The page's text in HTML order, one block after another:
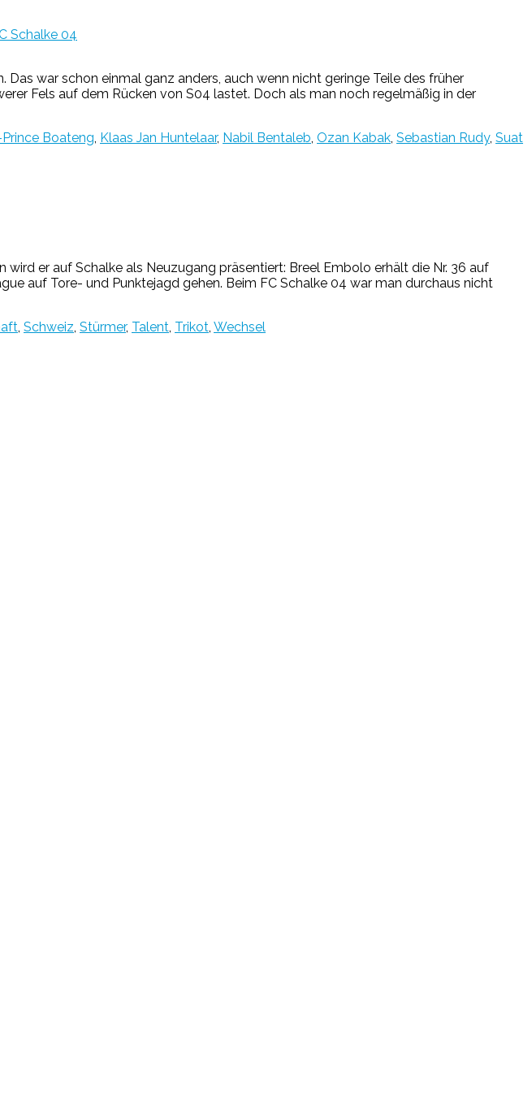
Schalke 04
war schon einmal ganz anders, auch wenn nicht geringe Teile des früher
Fels auf dem Rücken von S04 lastet. Doch als man noch regelmäßig in der
Boateng Klaas Jan Huntelaar, Nabil Bentaleb Ozan Kabak Sebastian Rudy, Suat
wird er auf Schalke als Neuzugang präsentiert: Breel Embolo erhält die Nr. 36 auf
auf Tore- und Punktejagd gehen. Beim FC Schalke 04 war man durchaus nicht
, Schweiz, Stürmer, Talent, Trikot, Wechsel